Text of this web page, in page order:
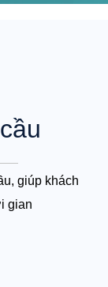
giúp khách
gian